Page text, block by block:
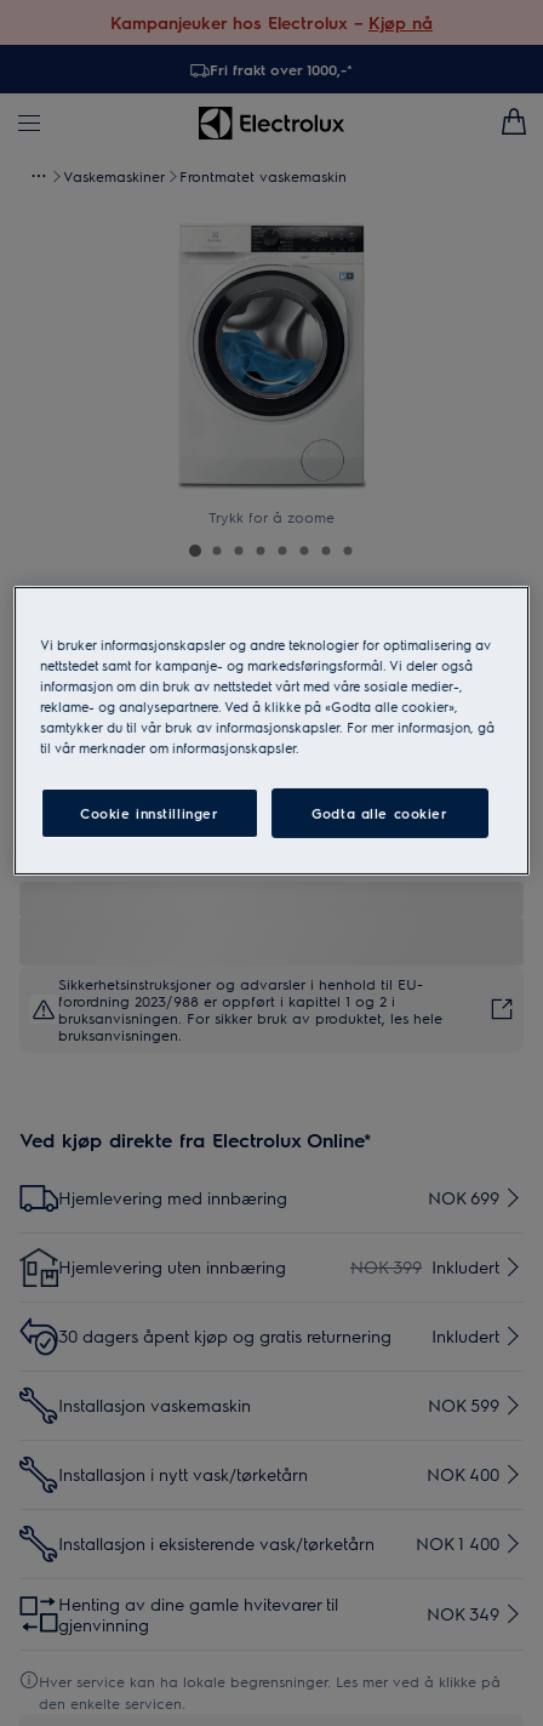
Kampanjeuker hos Electrolux – Kjøp nå
Fri frakt over 1000,-*
Vaskemaskiner Frontmatet vaskemaskin
Trykk for å zoome
700 SteamCare Autodose 10.5 kg
Vaskemaskin
5 (1)
Sikkerhetsinstruksjoner og advarsler i henhold til EU-
forordning 2023/988 er oppført i kapittel 1 og 2 i
bruksanvisningen. For sikker bruk av produktet, les hele
bruksanvisningen.
Ved kjøp direkte fra Electrolux Online*
Hjemlevering med innbæring NOK 699
Hjemlevering uten innbæring NOK 399 Inkludert
30 dagers åpent kjøp og gratis returnering Inkludert
Installasjon vaskemaskin NOK 599
Installasjon i nytt vask/tørketårn NOK 400
Installasjon i eksisterende vask/tørketårn NOK 1 400
Henting av dine gamle hvitevarer til
gjenvinning
NOK 349
Hver service kan ha lokale begrensninger. Les mer ved å klikke på
den enkelte servicen.
Vi bruker informasjonskapsler og andre teknologier for optimalisering av
nettstedet samt for kampanje- og markedsføringsformål. Vi deler også
informasjon om din bruk av nettstedet vårt med våre sosiale medier-,
reklame- og analysepartnere. Ved å klikke på «Godta alle cookier»,
samtykker du til vår bruk av informasjonskapsler. For mer informasjon, gå
til vår merknader om informasjonskapsler.
Cookie innstillinger Godta alle cookier